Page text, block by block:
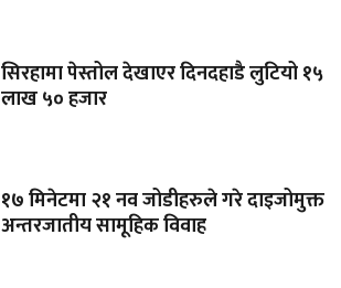
सिरहामा पेस्तोल देखाएर दिनदहाडै लुटियो १५
लाख ५० हजार
१७ मिनेटमा २१ नव जोडीहरुले गरे दाइजोमुक्त
अन्तरजातीय सामूहिक विवाह